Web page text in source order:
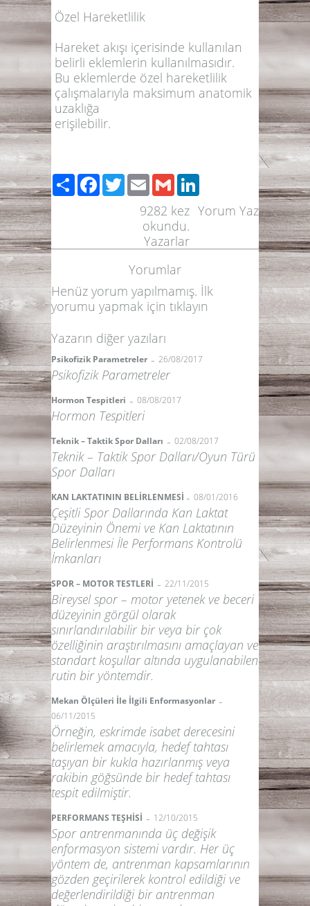
Özel Hareketlilik
Hareket akışı içerisinde kullanılan
belirli eklemlerin kullanılmasıdır.
Bu eklemlerde özel hareketlilik
çalışmalarıyla maksimum anatomik
uzaklığa
erişilebilir.
PaylaşFacebook
TwitterEmailGmail
Yorum Yaz
9282 kez
okundu.
Yazarlar
Yorumlar
Henüz yorum yapılmamış. İlk
yorumu yapmak için tıklayın
Yazarın diğer yazıları
Psikofizik Parametreler - 26/08/2017
Psikofizik Parametreler
Hormon Tespitleri - 08/08/2017
Hormon Tespitleri
Teknik – Taktik Spor Dalları - 02/08/2017
Teknik – Taktik Spor Dalları/Oyun Türü
Spor Dalları
KAN LAKTATININ BELİRLENMESİ - 08/01/2016
Çeşitli Spor Dallarında Kan Laktat
Düzeyinin Önemi ve Kan Laktatının
Belirlenmesi İle Performans Kontrolü
İmkanları
SPOR – MOTOR TESTLERİ - 22/11/2015
Bireysel spor – motor yetenek ve beceri
düzeyinin görgül olarak
sınırlandırılabilir bir veya bir çok
özelliğinin araştırılmasını amaçlayan ve
standart koşullar altında uygulanabilen
rutin bir yöntemdir.
Mekan Ölçüleri İle İlgili Enformasyonlar -
06/11/2015
Örneğin, eskrimde isabet derecesini
belirlemek amacıyla, hedef tahtası
taşıyan bir kukla hazırlanmış veya
rakibin göğsünde bir hedef tahtası
tespit edilmiştir.
PERFORMANS TEŞHİSİ - 12/10/2015
Spor antrenmanında üç değişik
enformasyon sistemi vardır. Her üç
yöntem de, antrenman kapsamlarının
gözden geçirilerek kontrol edildiği ve
değerlendirildiği bir antrenman